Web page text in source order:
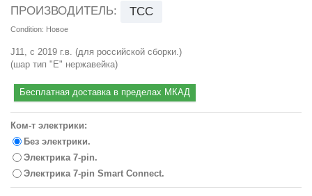
ПРОИЗВОДИТЕЛЬ: ТСС
Condition: Новое
J11, с 2019 г.в. (для российской сборки.)
(шар тип "E" нержавейка)
Бесплатная доставка в пределах МКАД
Ком-т электрики:
Без электрики.
Электрика 7-pin.
Электрика 7-pin Smart Connect.